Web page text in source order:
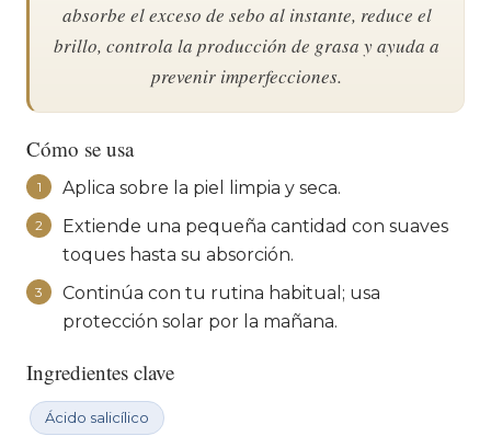
absorbe el exceso de sebo al instante, reduce el
brillo, controla la producción de grasa y ayuda a
prevenir imperfecciones.
Cómo se usa
1 Aplica sobre la piel limpia y seca.
2
Extiende una pequeña cantidad con suaves
toques hasta su absorción.
3
Continúa con tu rutina habitual; usa
protección solar por la mañana.
Ingredientes clave
Ácido salicílico